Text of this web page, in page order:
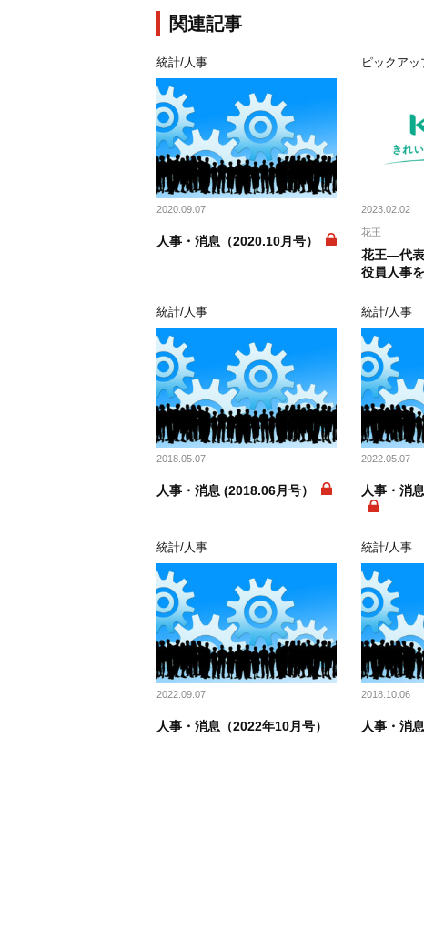
関連記事
統計/人事
2020.09.07
人事・消息（2020.10月号）
ピックアッ
2023.02.02
花王
花王―代
役員人事
統計/人事
2018.05.07
人事・消息 (2018.06月号）
統計/人事
2022.05.07
人事・消
統計/人事
2022.09.07
人事・消息（2022年10月号）
統計/人事
2018.10.06
人事・消